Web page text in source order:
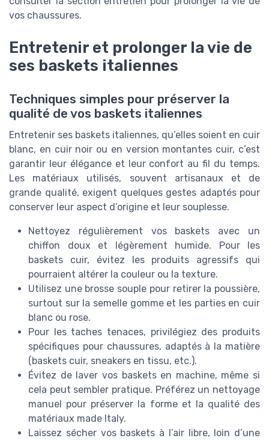
vos chaussures.
Entretenir et prolonger la vie de
ses baskets italiennes
Techniques simples pour préserver la
qualité de vos baskets italiennes
Entretenir ses baskets italiennes, qu’elles soient en cuir
blanc, en cuir noir ou en version montantes cuir, c’est
garantir leur élégance et leur confort au fil du temps.
Les matériaux utilisés, souvent artisanaux et de
grande qualité, exigent quelques gestes adaptés pour
conserver leur aspect d’origine et leur souplesse.
Nettoyez régulièrement vos baskets avec un
chiffon doux et légèrement humide. Pour les
baskets cuir, évitez les produits agressifs qui
pourraient altérer la couleur ou la texture.
Utilisez une brosse souple pour retirer la poussière,
surtout sur la semelle gomme et les parties en cuir
blanc ou rose.
Pour les taches tenaces, privilégiez des produits
spécifiques pour chaussures, adaptés à la matière
(baskets cuir, sneakers en tissu, etc.).
Évitez de laver vos baskets en machine, même si
cela peut sembler pratique. Préférez un nettoyage
manuel pour préserver la forme et la qualité des
matériaux made Italy.
Laissez sécher vos baskets à l’air libre, loin d’une